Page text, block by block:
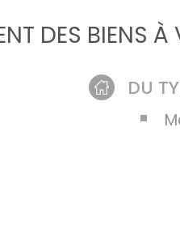
DES BIENS À
DU